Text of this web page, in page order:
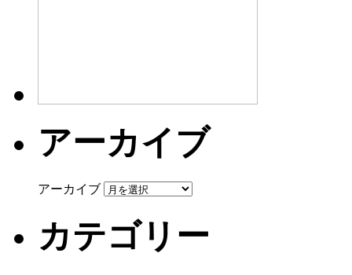
アーカイブ
アーカイブ
カテゴリー